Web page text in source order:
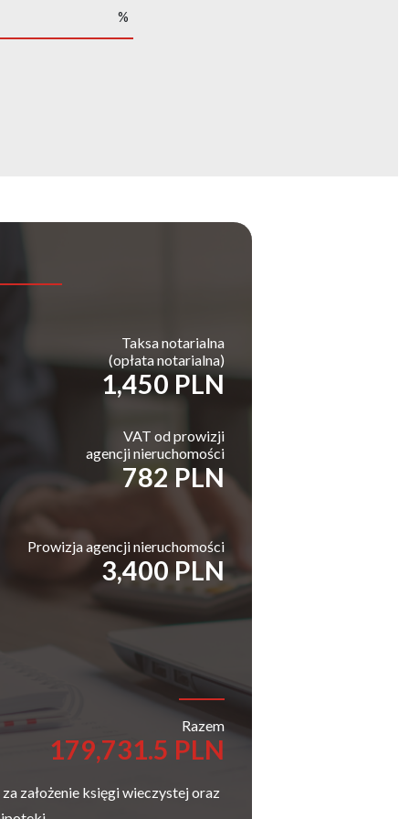
%
Taksa notarialna
(opłata notarialna)
1,450 PLN
VAT od prowizji
agencji nieruchomości
782 PLN
Prowizja agencji nieruchomości
3,400 PLN
Razem
179,731.5 PLN
założenie księgi wieczystej oraz